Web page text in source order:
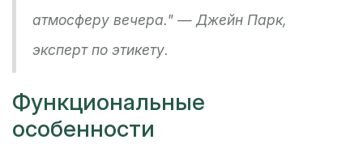
атмосферу вечера." — Джейн Парк,
эксперт по этикету.
Функциональные
особенности